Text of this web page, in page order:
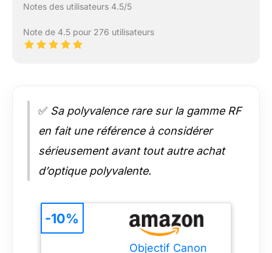
Notes des utilisateurs 4.5/5
Note de 4.5 pour 276 utilisateurs
✅ Sa polyvalence rare sur la gamme RF
en fait une référence à considérer
sérieusement avant tout autre achat
d’optique polyvalente.
Objectif Canon
-10%